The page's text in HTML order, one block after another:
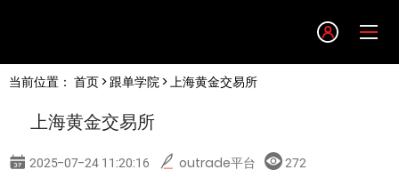
English
当前位置： 首页> 跟单学院> 上海黄金交易所
上海黄金交易所
2025-07-24 11:20:16 outrade平台 272